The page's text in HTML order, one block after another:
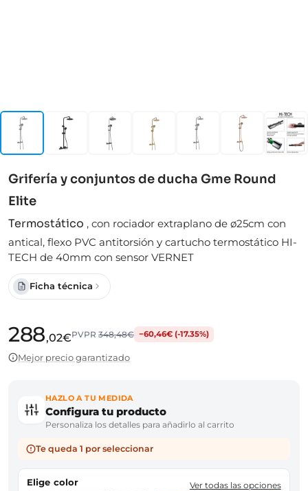
Grifería y conjuntos de ducha Gme Round
Elite
Termostático , con rociador extraplano de ø25cm con
antical, flexo PVC antitorsión y cartucho termostático HI-
TECH de 40mm con sensor VERNET
Ficha técnica
288,02€PVPR348,48€ −60,46€ (-17.35%)
Mejor precio garantizado
HAZLO A TU MEDIDA
Configura tu producto
Personaliza los detalles para añadirlo al carrito
Te queda 1 por seleccionar
Elige color Ver todas las opciones